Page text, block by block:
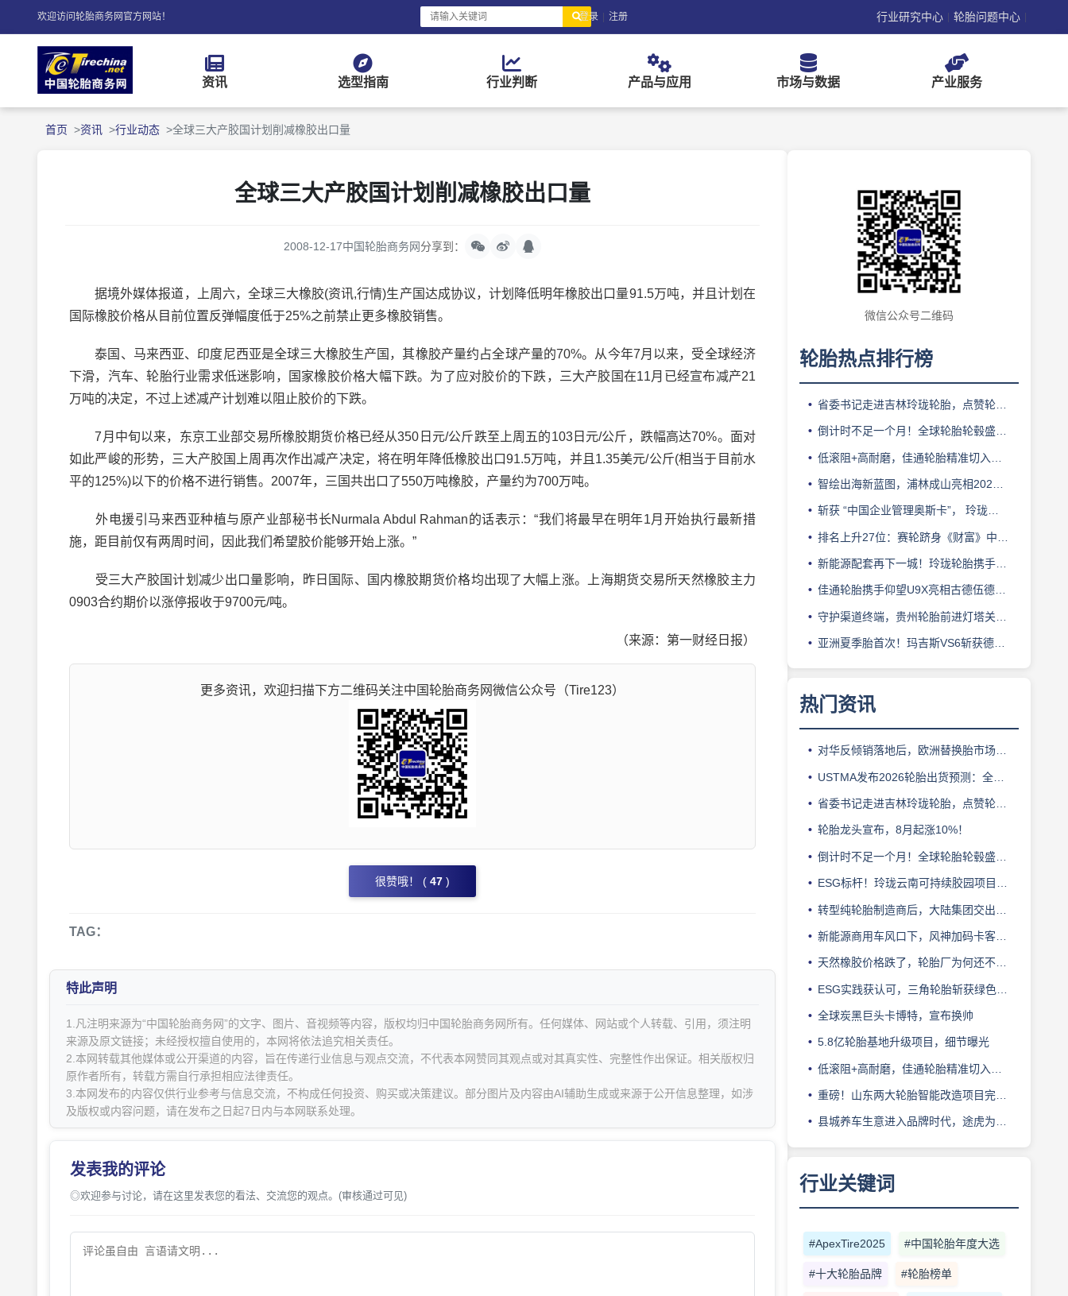
欢迎访问轮胎商务网官方网站！ 登录 | 注册 行业研究中心 | 轮胎问题中心 |
资讯 选型指南 行业判断 产品与应用 市场与数据 产业服务
首页 资讯 行业动态 全球三大产胶国计划削减橡胶出口量
全球三大产胶国计划削减橡胶出口量
2008-12-17中国轮胎商务网分享到：
据境外媒体报道，上周六，全球三大橡胶(资讯,行情)生产国达成协议，计划降低明年橡胶出口量91.5万吨，并且计划在
国际橡胶价格从目前位置反弹幅度低于25%之前禁止更多橡胶销售。
泰国、马来西亚、印度尼西亚是全球三大橡胶生产国，其橡胶产量约占全球产量的70%。从今年7月以来，受全球经济
下滑，汽车、轮胎行业需求低迷影响，国家橡胶价格大幅下跌。为了应对胶价的下跌，三大产胶国在11月已经宣布减产21
万吨的决定，不过上述减产计划难以阻止胶价的下跌。
7月中旬以来，东京工业部交易所橡胶期货价格已经从350日元/公斤跌至上周五的103日元/公斤，跌幅高达70%。面对
如此严峻的形势，三大产胶国上周再次作出减产决定，将在明年降低橡胶出口91.5万吨，并且1.35美元/公斤(相当于目前水
平的125%)以下的价格不进行销售。2007年，三国共出口了550万吨橡胶，产量约为700万吨。
外电援引马来西亚种植与原产业部秘书长Nurmala Abdul Rahman的话表示：“我们将最早在明年1月开始执行最新措
施，距目前仅有两周时间，因此我们希望胶价能够开始上涨。”
受三大产胶国计划减少出口量影响，昨日国际、国内橡胶期货价格均出现了大幅上涨。上海期货交易所天然橡胶主力
0903合约期价以涨停报收于9700元/吨。
（来源：第一财经日报）
更多资讯，欢迎扫描下方二维码关注中国轮胎商务网微信公众号（Tire123）
很赞哦！ ( 47 )
TAG：
特此声明
1.凡注明来源为“中国轮胎商务网”的文字、图片、音视频等内容，版权均归中国轮胎商务网所有。任何媒体、网站或个人转载、引用，须注明
来源及原文链接；未经授权擅自使用的，本网将依法追究相关责任。
2.本网转载其他媒体或公开渠道的内容，旨在传递行业信息与观点交流，不代表本网赞同其观点或对其真实性、完整性作出保证。相关版权归
原作者所有，转载方需自行承担相应法律责任。
3.本网发布的内容仅供行业参考与信息交流，不构成任何投资、购买或决策建议。部分图片及内容由AI辅助生成或来源于公开信息整理，如涉
及版权或内容问题，请在发布之日起7日内与本网联系处理。
发表我的评论
◎欢迎参与讨论，请在这里发表您的看法、交流您的观点。(审核通过可见)
微信公众号二维码
轮胎热点排行榜
省委书记走进吉林玲珑轮胎，点赞轮胎智造标杆
倒计时不足一个月！全球轮胎轮毂盛会即将登陆上海！
低滚阻+高耐磨，佳通轮胎精准切入新能源轻卡赛道
智绘出海新蓝图，浦林成山亮相2026泰中合作博览会
斩获 “中国企业管理奥斯卡”， 玲珑轮胎蝉联 BMC 大奖
排名上升27位：赛轮跻身《财富》中国500强背后的增长逻辑
新能源配套再下一城！玲珑轮胎携手小鹏L03全球上市
佳通轮胎携手仰望U9X亮相古德伍德，以轮胎科技挑战性能边界
守护渠道终端，贵州轮胎前进灯塔关爱基金驰援长春受灾门店
亚洲夏季胎首次！玛吉斯VS6斩获德国TÜV SÜD高阶认证
热门资讯
对华反倾销落地后，欧洲替换胎市场迎来拐点
USTMA发布2026轮胎出货预测：全年3.303 亿条
省委书记走进吉林玲珑轮胎，点赞轮胎智造标杆
轮胎龙头宣布，8月起涨10%！
倒计时不足一个月！全球轮胎轮毂盛会即将登陆上海！
ESG标杆！玲珑云南可持续胶园项目获评最佳实践
转型纯轮胎制造商后，大陆集团交出亮眼业绩
新能源商用车风口下，风神加码卡客车胎产能
天然橡胶价格跌了，轮胎厂为何还不敢“松口气”？
ESG实践获认可，三角轮胎斩获绿色发展典范企业奖
全球炭黑巨头卡博特，宣布换帅
5.8亿轮胎基地升级项目，细节曝光
低滚阻+高耐磨，佳通轮胎精准切入新能源轻卡赛道
重磅！山东两大轮胎智能改造项目完成备案
县城养车生意进入品牌时代，途虎为何此时加码“万镇万店”？
行业关键词
#ApexTire2025 #中国轮胎年度大选
#十大轮胎品牌 #轮胎榜单